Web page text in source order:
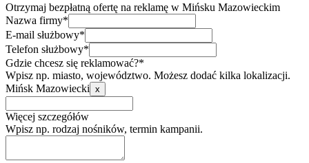
Otrzymaj bezpłatną ofertę na reklamę w Mińsku Mazowieckim
Nazwa firmy*
E-mail służbowy*
Telefon służbowy*
Gdzie chcesz się reklamować?*
Wpisz np. miasto, województwo. Możesz dodać kilka lokalizacji.
Mińsk Mazowiecki x
Więcej szczegółów
Wpisz np. rodzaj nośników, termin kampanii.